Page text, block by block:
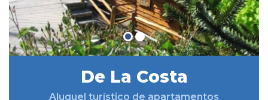
Região
BUSCAR HOSPEDAGEM
De La Costa
Aluguel turístico de apartamentos